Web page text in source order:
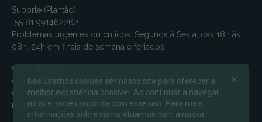
Suporte (Plantão)
+55 81 991462262
Problemas urgentes ou críticos: Segunda à Sexta, das 18h às
08h. 24h em finais de semana e feriados
Canal de ética
canalmv@relatoconfidencial.com.br
0800-721-9588
relatoconfidencial.com.br/mv
Nós usamos cookies em nosso site para oferecer a
melhor experiência possível. Ao continuar a navegar
no site, você concorda com esse uso. Para mais
informações sobre como atuamos com a nossa